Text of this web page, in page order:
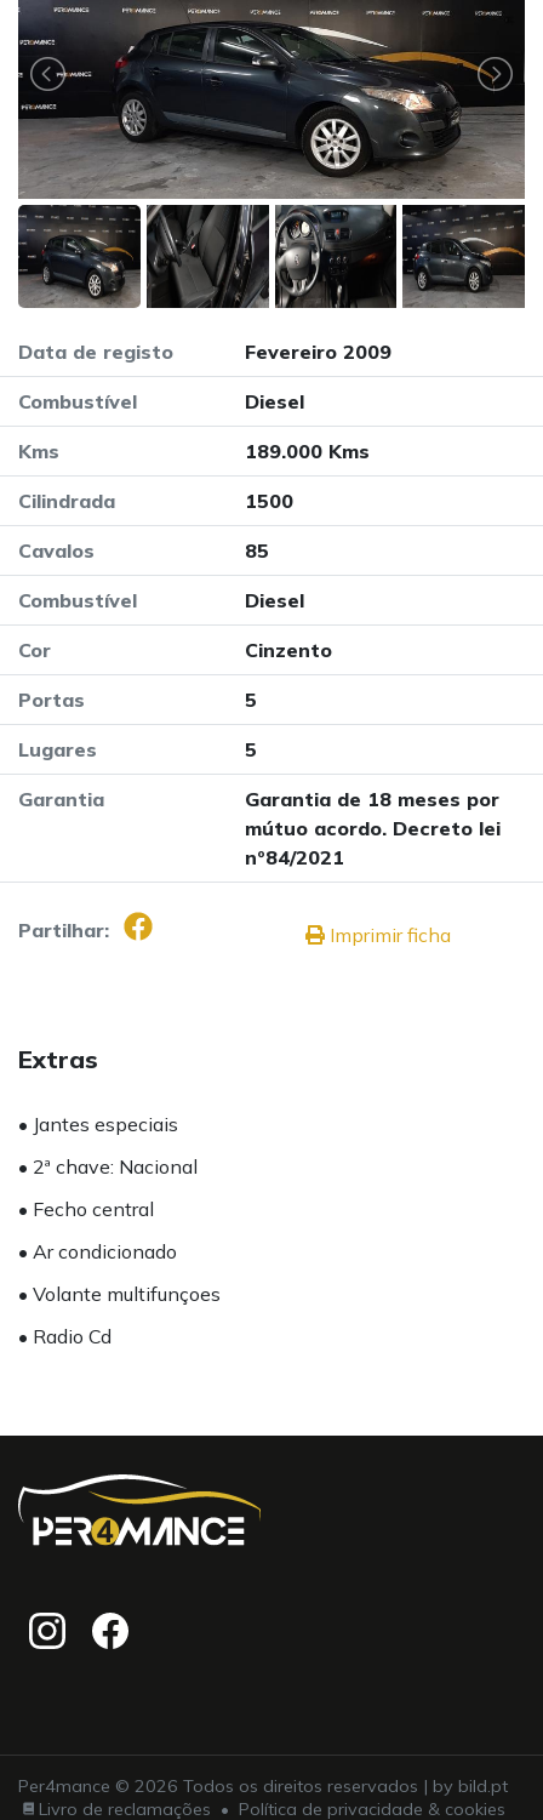
Data de registo Fevereiro 2009
Combustível Diesel
Kms 189.000 Kms
Cilindrada 1500
Cavalos 85
Combustível Diesel
Cor Cinzento
Portas 5
Lugares 5
Garantia
Garantia de 18 meses por
mútuo acordo. Decreto lei
nº84/2021
Partilhar: Imprimir ficha
Extras
• Jantes especiais
• 2ª chave: Nacional
• Fecho central
• Ar condicionado
• Volante multifunçoes
• Radio Cd
Per4mance © 2026 Todos os direitos reservados | by bild.pt
Livro de reclamações • Política de privacidade & cookies